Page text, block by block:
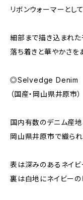
リボンウォーマーとし
細部まで描き込まれた
落ち着きと華やかさを
◎Selvedge Denim
（国産・岡山県井原市）
国内有数のデニム産地
岡山県井原市で織られ
表は深みのあるネイビ
裏は白地にネイビーの